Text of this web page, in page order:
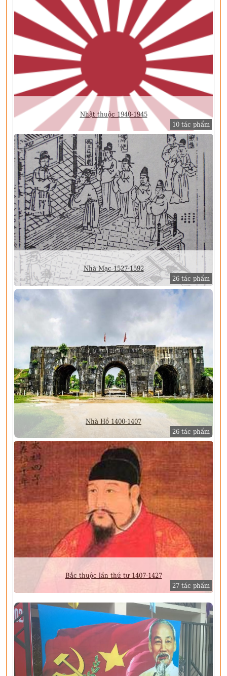
Nhật thuộc 1940-1945
10 tác phẩm
Nhà Mạc 1527-1592
26 tác phẩm
Nhà Hồ 1400-1407
26 tác phẩm
Bắc thuộc lần thứ tư 1407-1427
27 tác phẩm